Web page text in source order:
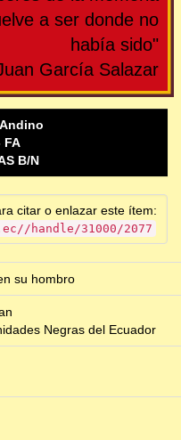
a ser donde no
había sido"
García Salazar
FA
B/N
citar o enlazar este ítem:
handle/31000/2077
su hombro
Negras del Ecuador